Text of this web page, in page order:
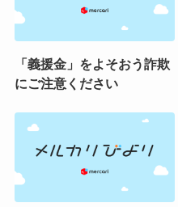
「義援金」をよそおう詐欺
にご注意ください